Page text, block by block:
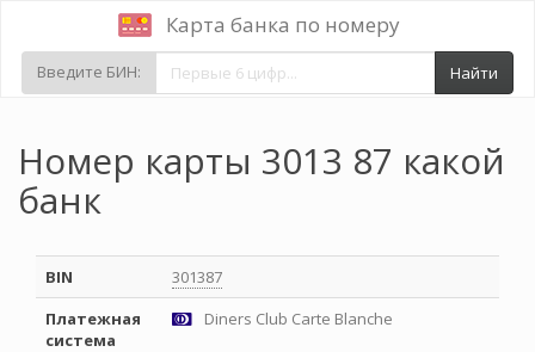
Карта банка по номеру
Введите БИН: Найти
Номер карты 3013 87 какой
банк
BIN
301387
Платежная
система
Diners Club Carte Blanche